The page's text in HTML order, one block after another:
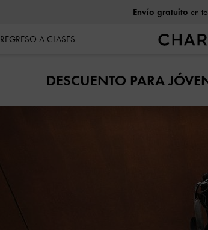
Envío gratuito en
REGRESO A CLASES
DESCUENTO PARA